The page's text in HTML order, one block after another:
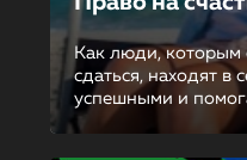
Как люди, которым
сдаться, находят в
успешными и